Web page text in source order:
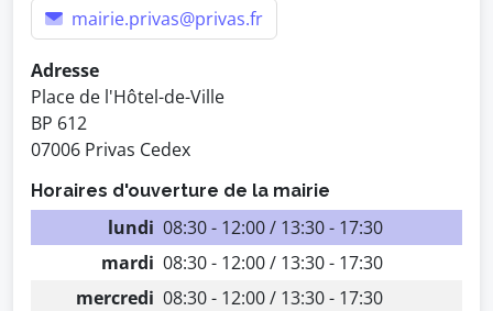
mairie.privas@privas.fr
Adresse
Place de l'Hôtel-de-Ville
BP 612
07006 Privas Cedex
Horaires d'ouverture de la mairie
lundi 08:30 - 12:00 / 13:30 - 17:30
mardi 08:30 - 12:00 / 13:30 - 17:30
mercredi 08:30 - 12:00 / 13:30 - 17:30